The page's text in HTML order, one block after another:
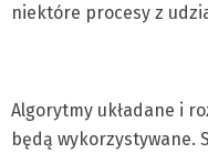
niektóre procesy z
Algorytmy układane i
będą wykorzystywane.